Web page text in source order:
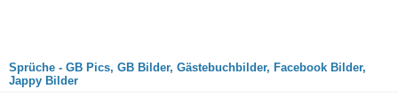
Sprüche - GB Pics, GB Bilder, Gästebuchbilder, Facebook Bilder,
Jappy Bilder